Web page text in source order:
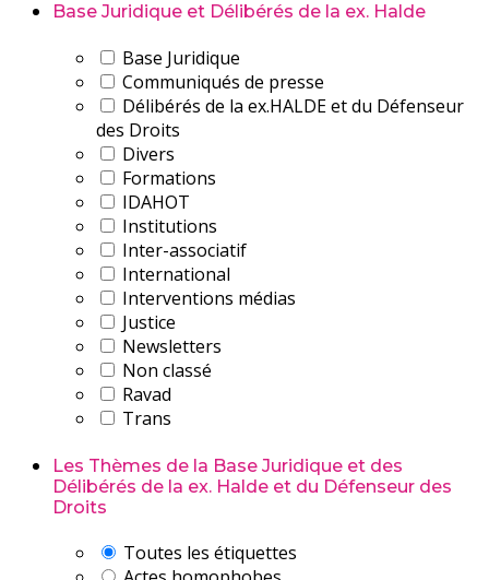
Base Juridique et Délibérés de la ex. Halde
Base Juridique
Communiqués de presse
Délibérés de la ex.HALDE et du Défenseur
des Droits
Divers
Formations
IDAHOT
Institutions
Inter-associatif
International
Interventions médias
Justice
Newsletters
Non classé
Ravad
Trans
Les Thèmes de la Base Juridique et des
Délibérés de la ex. Halde et du Défenseur des
Droits
Toutes les étiquettes